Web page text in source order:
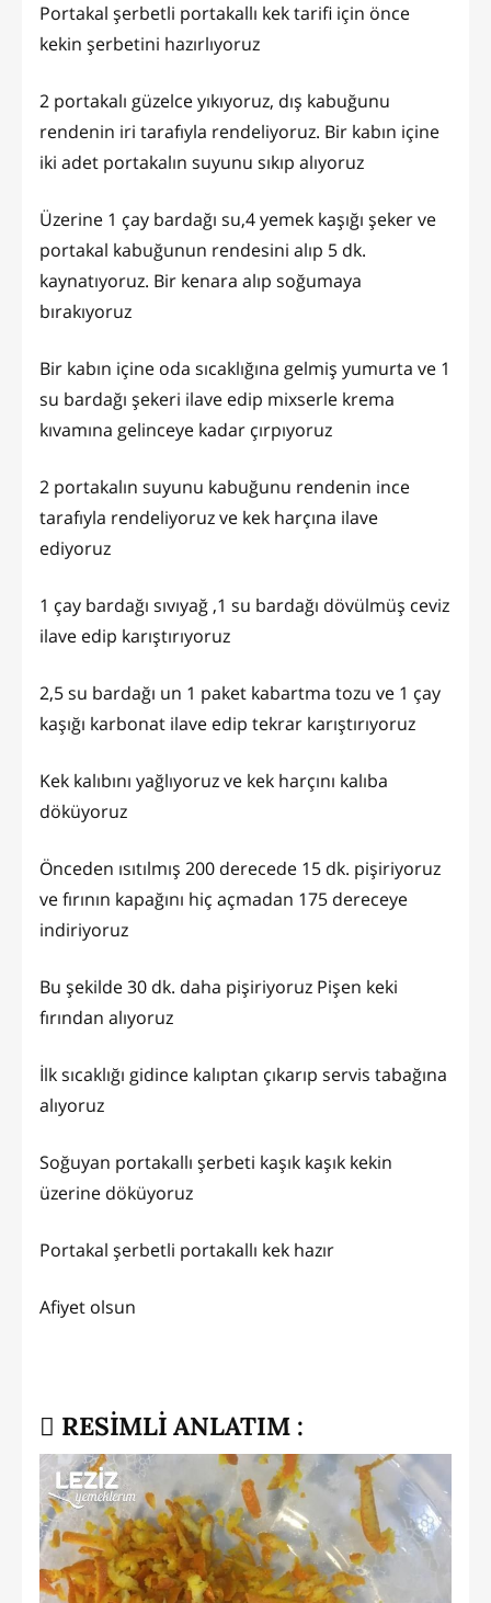
Portakal şerbetli portakallı kek tarifi için önce
kekin şerbetini hazırlıyoruz
2 portakalı güzelce yıkıyoruz, dış kabuğunu
rendenin iri tarafıyla rendeliyoruz. Bir kabın içine
iki adet portakalın suyunu sıkıp alıyoruz
Üzerine 1 çay bardağı su,4 yemek kaşığı şeker ve
portakal kabuğunun rendesini alıp 5 dk.
kaynatıyoruz. Bir kenara alıp soğumaya
bırakıyoruz
Bir kabın içine oda sıcaklığına gelmiş yumurta ve 1
su bardağı şekeri ilave edip mixserle krema
kıvamına gelinceye kadar çırpıyoruz
2 portakalın suyunu kabuğunu rendenin ince
tarafıyla rendeliyoruz ve kek harçına ilave
ediyoruz
1 çay bardağı sıvıyağ ,1 su bardağı dövülmüş ceviz
ilave edip karıştırıyoruz
2,5 su bardağı un 1 paket kabartma tozu ve 1 çay
kaşığı karbonat ilave edip tekrar karıştırıyoruz
Kek kalıbını yağlıyoruz ve kek harçını kalıba
döküyoruz
Önceden ısıtılmış 200 derecede 15 dk. pişiriyoruz
ve fırının kapağını hiç açmadan 175 dereceye
indiriyoruz
Bu şekilde 30 dk. daha pişiriyoruz Pişen keki
fırından alıyoruz
İlk sıcaklığı gidince kalıptan çıkarıp servis tabağına
alıyoruz
Soğuyan portakallı şerbeti kaşık kaşık kekin
üzerine döküyoruz
Portakal şerbetli portakallı kek hazır
Afiyet olsun
RESİMLİ ANLATIM :